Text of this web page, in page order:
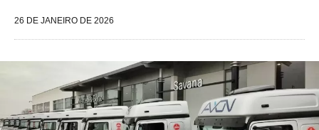
26 DE JANEIRO DE 2026